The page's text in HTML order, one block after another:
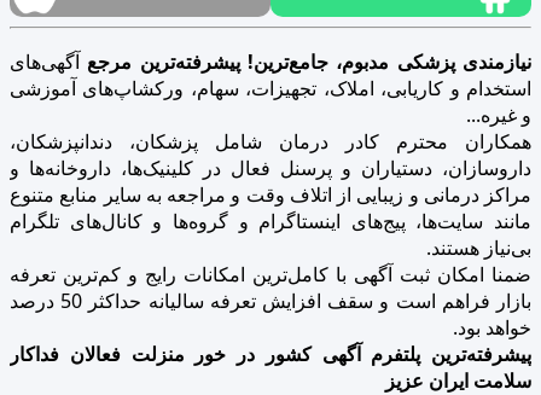
نیازمندی پزشکی مدبوم، جامع‌ترین! پیشرفته‌ترین مرجع آگهی‌های
استخدام و کاریابی، املاک، تجهیزات، سهام، ورکشاپ‌های آموزشی
و غیره...
همکاران محترم کادر درمان شامل پزشکان، دندانپزشکان،
داروسازان، دستیاران و پرسنل فعال در کلینیک‌ها، داروخانه‌ها و
مراکز درمانی و زیبایی از اتلاف وقت و مراجعه به سایر منابع متنوع
مانند سایت‌ها، پیج‌های اینستاگرام و گروه‌ها و کانال‌های تلگرام
بی‌نیاز هستند.
ضمنا امکان ثبت آگهی با کامل‌ترین امکانات رایج و کم‌ترین تعرفه
بازار فراهم است و سقف افزایش تعرفه سالیانه حداکثر 50 درصد
خواهد بود.
پیشرفته‌ترین پلتفرم آگهی کشور در خور منزلت فعالان فداکار
سلامت ایران عزیز